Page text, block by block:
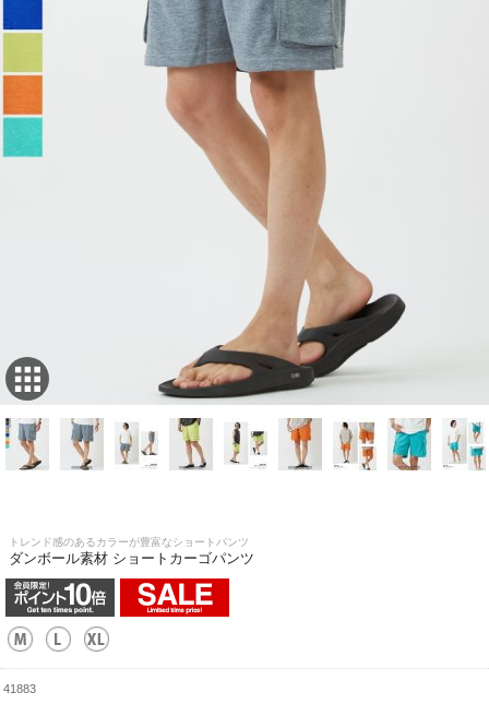
トレンド感のあるカラーが豊富なショートパンツ
ダンボール素材 ショートカーゴパンツ
41883